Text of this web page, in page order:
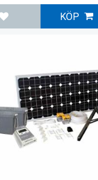
Lägg till i favoriter
KÖP